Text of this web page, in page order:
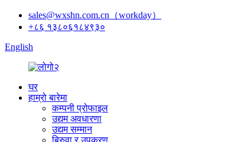
sales@wxshn.com.cn（workday）
+८६ १३८०६१८४९३०
English
घर
हाम्रो बारेमा
कम्पनी प्रोफाइल
उद्यम अवधारणा
उद्यम सम्मान
बिरुवा र उपकरण